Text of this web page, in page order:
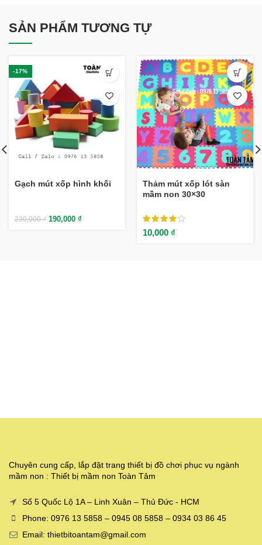
SẢN PHẨM TƯƠNG TỰ
-17%
Gạch mút xốp hình khối
230,000₫ 190,000 ₫
Thảm mút xốp lót sàn
mầm non 30×30
10,000 ₫
Chuyên cung cấp, lắp đặt trang thiết bị đồ chơi phục vụ ngành
mầm non : Thiết bị mầm non Toàn Tâm
Số 5 Quốc Lộ 1A – Linh Xuân – Thủ Đức - HCM
Phone: 0976 13 5858 – 0945 08 5858 – 0934 03 86 45
Email: thietbitoantam@gmail.com